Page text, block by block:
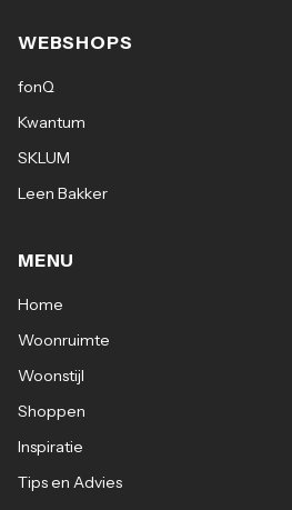
WEBSHOPS
fonQ
Kwantum
SKLUM
Leen Bakker
MENU
Home
Woonruimte
Woonstijl
Shoppen
Inspiratie
Tips en Advies